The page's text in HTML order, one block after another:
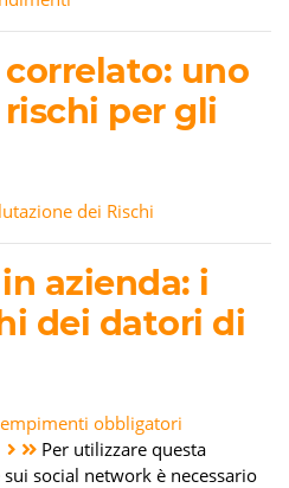
correlato: uno
per gli
dei Rischi
azienda: i
dei datori di
obbligatori
Per utilizzare questa
social network è necessario